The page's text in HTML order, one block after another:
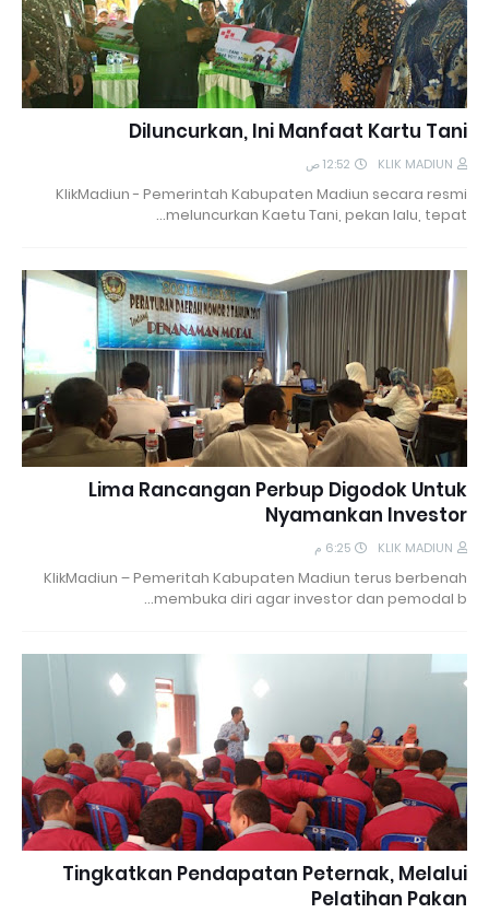
Diluncurkan, Ini Manfaat Kartu Tani
KLIK MADIUN 12:52 ص
KlikMadiun - Pemerintah Kabupaten Madiun secara resmi
meluncurkan Kaetu Tani, pekan lalu, tepat…
Lima Rancangan Perbup Digodok Untuk
Nyamankan Investor
KLIK MADIUN 6:25 م
KlikMadiun – Pemeritah Kabupaten Madiun terus berbenah
membuka diri agar investor dan pemodal b…
Tingkatkan Pendapatan Peternak, Melalui
Pelatihan Pakan